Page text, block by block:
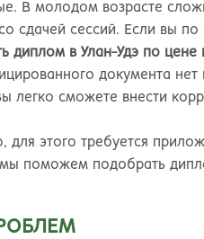
В молодом возрасте
сдачей сессий. Если вы по
диплом в Улан-Удэ по цене
документа
легко сможете внести
этого требуется
мы поможем подобрать